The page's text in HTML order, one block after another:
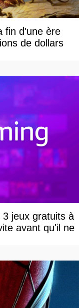
fin d'une ère
de dollars
jeux gratuits à
avant qu'il ne